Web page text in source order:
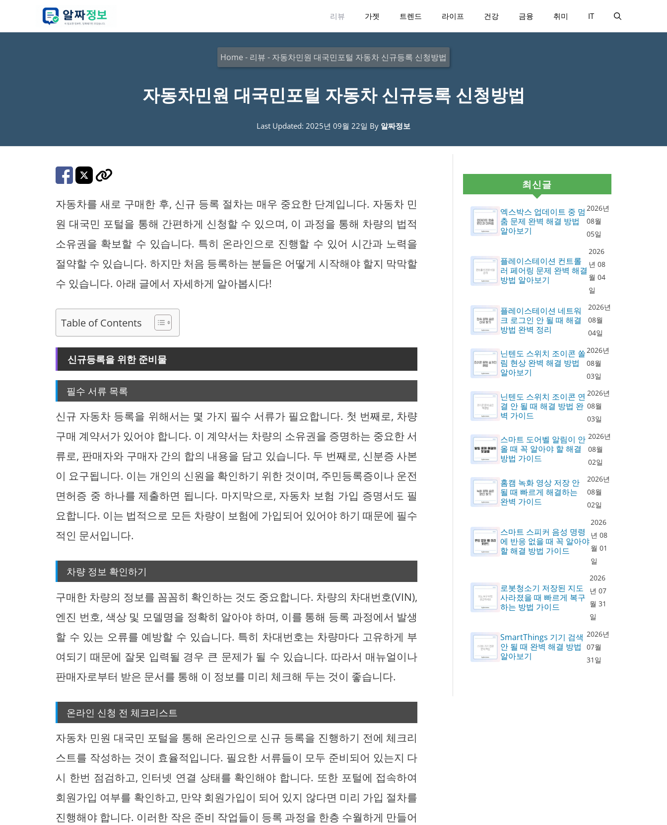
리뷰 가젯 트렌드 라이프 건강 금융 취미 IT
Home - 리뷰 - 자동차민원 대국민포털 자동차 신규등록 신청방법
자동차민원 대국민포털 자동차 신규등록 신청방법
Last Updated: 2025년 09월 22일 By 알짜정보
자동차를 새로 구매한 후, 신규 등록 절차는 매우 중요한 단계입니다. 자동차 민
원 대국민 포털을 통해 간편하게 신청할 수 있으며, 이 과정을 통해 차량의 법적
소유권을 확보할 수 있습니다. 특히 온라인으로 진행할 수 있어 시간과 노력을
절약할 수 있습니다. 하지만 처음 등록하는 분들은 어떻게 시작해야 할지 막막할
수 있습니다. 아래 글에서 자세하게 알아봅시다!
Table of Contents
신규등록을 위한 준비물
필수 서류 목록
신규 자동차 등록을 위해서는 몇 가지 필수 서류가 필요합니다. 첫 번째로, 차량
구매 계약서가 있어야 합니다. 이 계약서는 차량의 소유권을 증명하는 중요한 서
류로, 판매자와 구매자 간의 합의 내용을 담고 있습니다. 두 번째로, 신분증 사본
이 요구됩니다. 이는 개인의 신원을 확인하기 위한 것이며, 주민등록증이나 운전
면허증 중 하나를 제출하면 됩니다. 마지막으로, 자동차 보험 가입 증명서도 필
요합니다. 이는 법적으로 모든 차량이 보험에 가입되어 있어야 하기 때문에 필수
적인 문서입니다.
차량 정보 확인하기
구매한 차량의 정보를 꼼꼼히 확인하는 것도 중요합니다. 차량의 차대번호(VIN),
엔진 번호, 색상 및 모델명을 정확히 알아야 하며, 이를 통해 등록 과정에서 발생
할 수 있는 오류를 예방할 수 있습니다. 특히 차대번호는 차량마다 고유하게 부
여되기 때문에 잘못 입력될 경우 큰 문제가 될 수 있습니다. 따라서 매뉴얼이나
판매자로부터 받은 문서를 통해 이 정보를 미리 체크해 두는 것이 좋습니다.
온라인 신청 전 체크리스트
자동차 민원 대국민 포털을 통해 온라인으로 신규 등록을 진행하기 전에 체크리
스트를 작성하는 것이 효율적입니다. 필요한 서류들이 모두 준비되어 있는지 다
시 한번 점검하고, 인터넷 연결 상태를 확인해야 합니다. 또한 포털에 접속하여
회원가입 여부를 확인하고, 만약 회원가입이 되어 있지 않다면 미리 가입 절차를
진행해야 합니다. 이러한 작은 준비 작업들이 등록 과정을 한층 수월하게 만들어
최신글
엑스박스 업데이트 중 멈
춤 문제 완벽 해결 방법
알아보기
2026년
08월
05일
플레이스테이션 컨트롤
러 페어링 문제 완벽 해결
방법 알아보기
2026
년 08
월 04
일
플레이스테이션 네트워
크 로그인 안 될 때 해결
방법 완벽 정리
2026년
08월
04일
닌텐도 스위치 조이콘 쏠
림 현상 완벽 해결 방법
알아보기
2026년
08월
03일
닌텐도 스위치 조이콘 연
결 안 될 때 해결 방법 완
벽 가이드
2026년
08월
03일
스마트 도어벨 알림이 안
올 때 꼭 알아야 할 해결
방법 가이드
2026년
08월
02일
홈캠 녹화 영상 저장 안
될 때 빠르게 해결하는
완벽 가이드
2026년
08월
02일
스마트 스피커 음성 명령
에 반응 없을 때 꼭 알아야
할 해결 방법 가이드
2026
년 08
월 01
일
로봇청소기 저장된 지도
사라졌을 때 빠르게 복구
하는 방법 가이드
2026
년 07
월 31
일
SmartThings 기기 검색
안 될 때 완벽 해결 방법
알아보기
2026년
07월
31일